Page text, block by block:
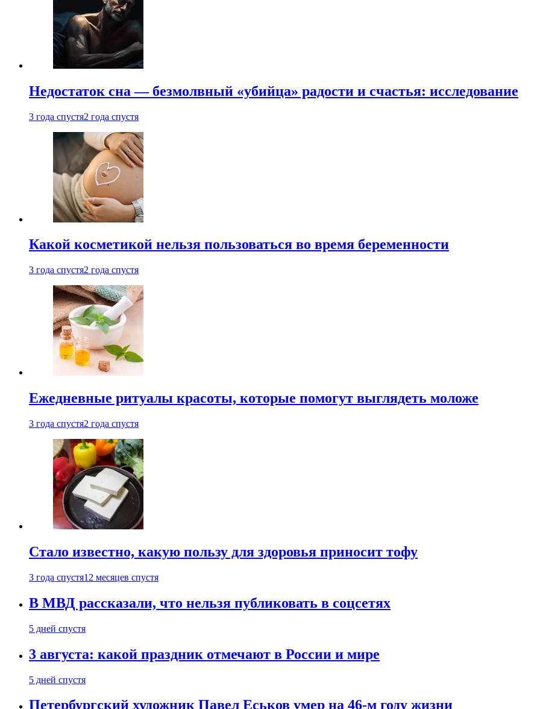
Недостаток сна — безмолвный «убийца» радости и счастья: исследование
3 года спустя2 года спустя
Какой косметикой нельзя пользоваться во время беременности
3 года спустя2 года спустя
Ежедневные ритуалы красоты, которые помогут выглядеть моложе
3 года спустя2 года спустя
Стало известно, какую пользу для здоровья приносит тофу
3 года спустя12 месяцев спустя
В МВД рассказали, что нельзя публиковать в соцсетях
5 дней спустя
3 августа: какой праздник отмечают в России и мире
5 дней спустя
Петербургский художник Павел Еськов умер на 46-м году жизни